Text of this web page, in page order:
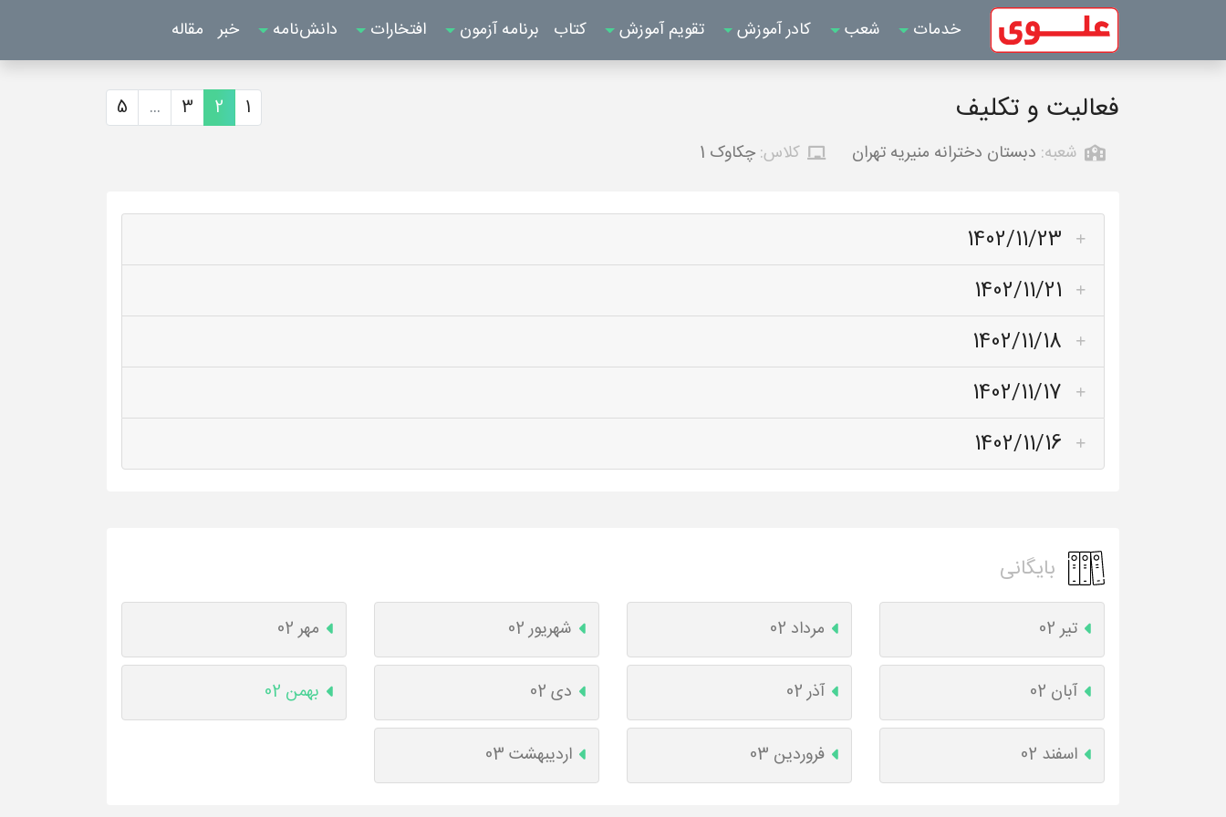
خدمات شعب کادر آموزش تقویم آموزش کتاب برنامه آزمون افتخارات دانش‌نامه خبر مقاله
فعالیت و تکلیف 1
2
3
...
5
شعبه: دبستان دخترانه منیریه تهران کلاس: چکاوک 1
1402/11/23
1402/11/21
1402/11/18
1402/11/17
1402/11/16
بایگانی
تیر 02 مرداد 02 شهریور 02 مهر 02
آبان 02 آذر 02 دی 02 بهمن 02
اسفند 02 فروردین 03 اردیبهشت 03